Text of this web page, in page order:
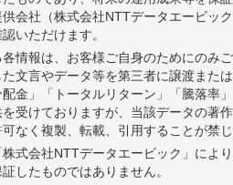
会社（株式会社NTTデータエービッ
いただけます。
情報は、お客様ご自身のためにのみ
文言やデータ等を第三者に譲渡また
配金」「トータルリターン」「騰落
受けておりますが、当該データの著
なく複製、転載、引用することが禁
式会社NTTデータエービック」によ
したものではありません。